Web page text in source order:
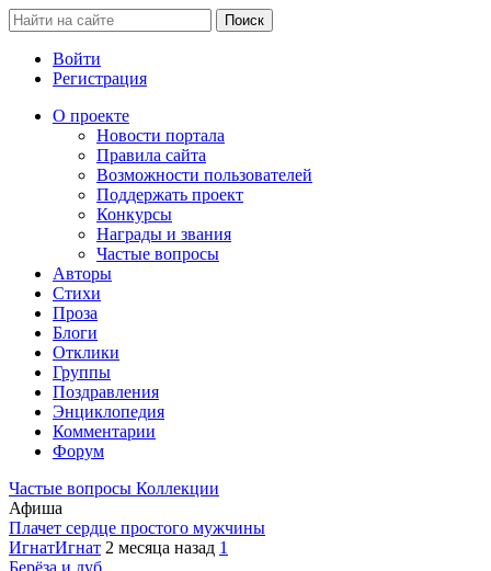
Войти
Регистрация
О проекте
Новости портала
Правила сайта
Возможности пользователей
Поддержать проект
Конкурсы
Награды и звания
Частые вопросы
Авторы
Стихи
Проза
Блоги
Отклики
Группы
Поздравления
Энциклопедия
Комментарии
Форум
Частые вопросы Коллекции
Афиша
Плачет сердце простого мужчины
ИгнатИгнат 2 месяца назад 1
Берёза и дуб